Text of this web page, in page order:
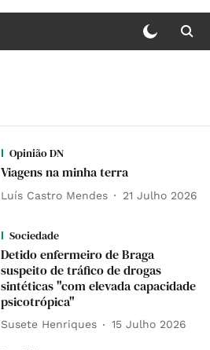
Opinião DN
Viagens na minha terra
Luís Castro Mendes 21 Julho 2026
Sociedade
Detido enfermeiro de Braga
suspeito de tráfico de drogas
sintéticas "com elevada capacidade
psicotrópica"
Susete Henriques 15 Julho 2026